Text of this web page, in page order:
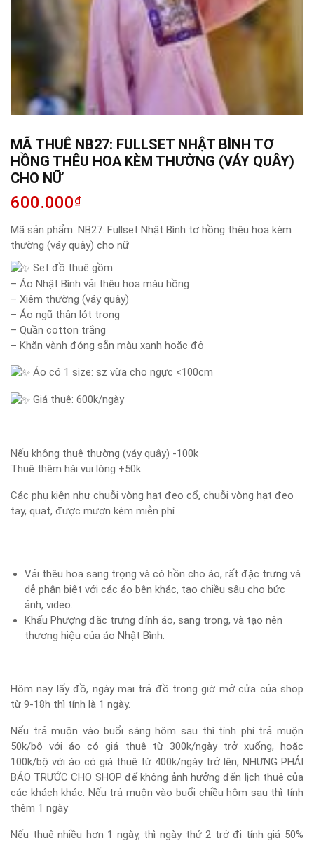
MÃ THUÊ NB27: FULLSET NHẬT BÌNH TƠ
HỒNG THÊU HOA KÈM THƯỜNG (VÁY QUÂY)
CHO NỮ
600.000₫
Mã sản phẩm: NB27: Fullset Nhật Bình tơ hồng thêu hoa kèm
thường (váy quây) cho nữ
Set đồ thuê gồm:
– Áo Nhật Bình vải thêu hoa màu hồng
– Xiêm thường (váy quây)
– Áo ngũ thân lót trong
– Quần cotton trắng
– Khăn vành đóng sẵn màu xanh hoặc đỏ
Áo có 1 size: sz vừa cho ngực <100cm
Giá thuê: 600k/ngày
Nếu không thuê thường (váy quây) -100k
Thuê thêm hài vui lòng +50k
Các phụ kiện như chuỗi vòng hạt đeo cổ, chuỗi vòng hạt đeo
tay, quạt, được mượn kèm miễn phí
Vải thêu hoa sang trọng và có hồn cho áo, rất đặc trưng và
dễ phân biệt với các áo bên khác, tạo chiều sâu cho bức
ảnh, video.
Khấu Phượng đăc trưng đính áo, sang trọng, và tạo nên
thương hiệu của áo Nhật Bình.
Hôm nay lấy đồ, ngày mai trả đồ trong giờ mở cửa của shop
từ 9-18h thì tính là 1 ngày.
Nếu trả muộn vào buổi sáng hôm sau thì tính phí trả muộn
50k/bộ với áo có giá thuê từ 300k/ngày trở xuống, hoặc
100k/bộ với áo có giá thuê từ 400k/ngày trở lên, NHƯNG PHẢI
BÁO TRƯỚC CHO SHOP để không ảnh hưởng đến lịch thuê của
các khách khác. Nếu trả muộn vào buổi chiều hôm sau thì tính
thêm 1 ngày
Nếu thuê nhiều hơn 1 ngày, thì ngày thứ 2 trở đi tính giá 50%